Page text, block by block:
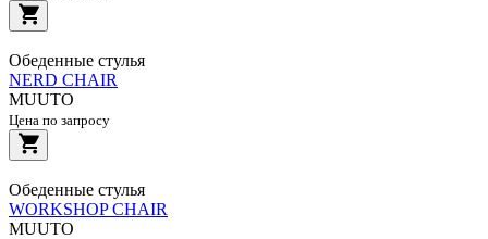
Обеденные стулья
NERD CHAIR
MUUTO
Цена по запросу
Обеденные стулья
WORKSHOP CHAIR
MUUTO